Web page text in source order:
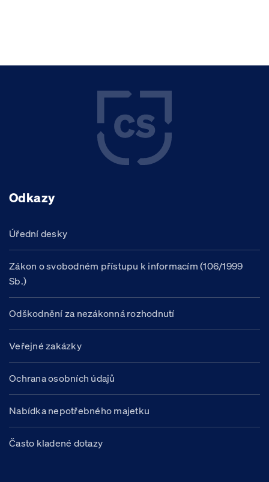
Odkazy
Úřední desky
Zákon o svobodném přístupu k informacím (106/1999
Sb.)
Odškodnění za nezákonná rozhodnutí
Veřejné zakázky
Ochrana osobních údajů
Nabídka nepotřebného majetku
Často kladené dotazy